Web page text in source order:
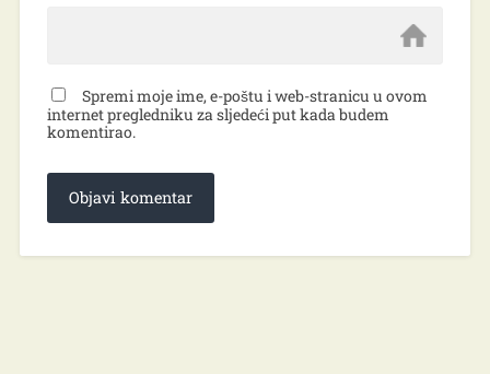
Spremi moje ime, e-poštu i web-stranicu u ovom
internet pregledniku za sljedeći put kada budem
komentirao.